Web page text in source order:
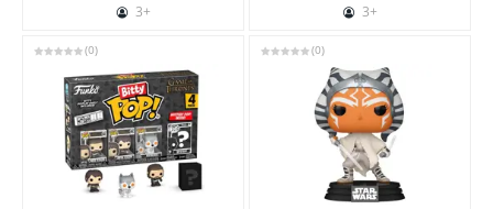
3+
3+
(0) (0)